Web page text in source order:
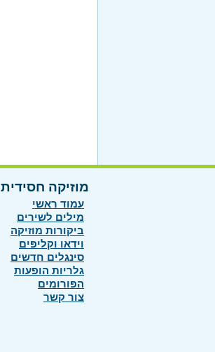
מוזיקה חסידית
עמוד ראשי
מילים לשירים
ביקורות מוזיקה
וידאו וקליפים
סינגלים חדשים
גלריות הופעות
הפורומים
צור קשר